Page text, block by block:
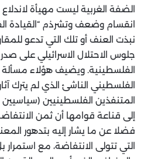
الضفة الغربية ليست مهيأة
انقسام وضعف وتشرذم “القيادة
نبذت العنف أو تلك التي تدعو
جلوس الاحتلال الاسرائيلي على
الفلسطينية. ويضيف هؤلاء مسألة
الفلسطيني الناشئ الذي لم يترك
المتنفذين الفلسطينيين
إلى قناعة قوامها أن ثمن
فضلا عن ما يشار إليه بتدهور
التي تتولى الانتفاضة، مع